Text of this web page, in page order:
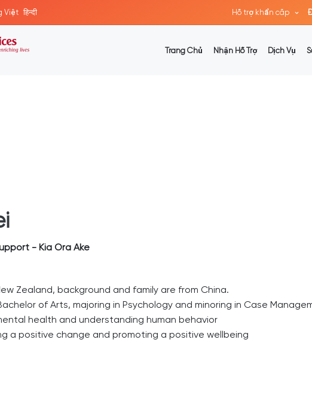
Việt हिन्दी Hỗ trợ khẩn cấp
Trang Chủ Nhận Hỗ Trợ Dịch Vụ
- Kia Ora Ake
Zealand, background and family are from China.
of Arts, majoring in Psychology and minoring in Case
health and understanding human behavior
a positive change and promoting a positive wellbeing